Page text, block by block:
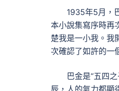
1935年5月，
本小說集寫序時再
楚我是一小我。我
次確認了如許的一
巴金是“五四
辰，人的氣力都顯